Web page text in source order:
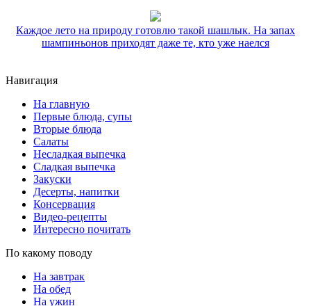
Каждое лето на природу готовлю такой шашлык. На запах
шампиньонов приходят даже те, кто уже наелся
Навигация
На главную
Первые блюда, супы
Вторые блюда
Салаты
Несладкая выпечка
Сладкая выпечка
Закуски
Десерты, напитки
Консервация
Видео-рецепты
Интересно почитать
По какому поводу
На завтрак
На обед
На ужин